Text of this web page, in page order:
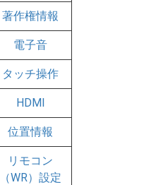
著作権情報
電子音
タッチ操作
HDMI
位置情報
リモコン
（WR）設定